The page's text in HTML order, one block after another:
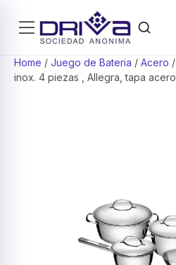
Home / Juego de Bateria / Acero
inox. 4 piezas , Allegra, tapa